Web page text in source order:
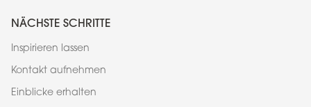
NÄCHSTE SCHRITTE
Inspirieren lassen
Kontakt aufnehmen
Einblicke erhalten